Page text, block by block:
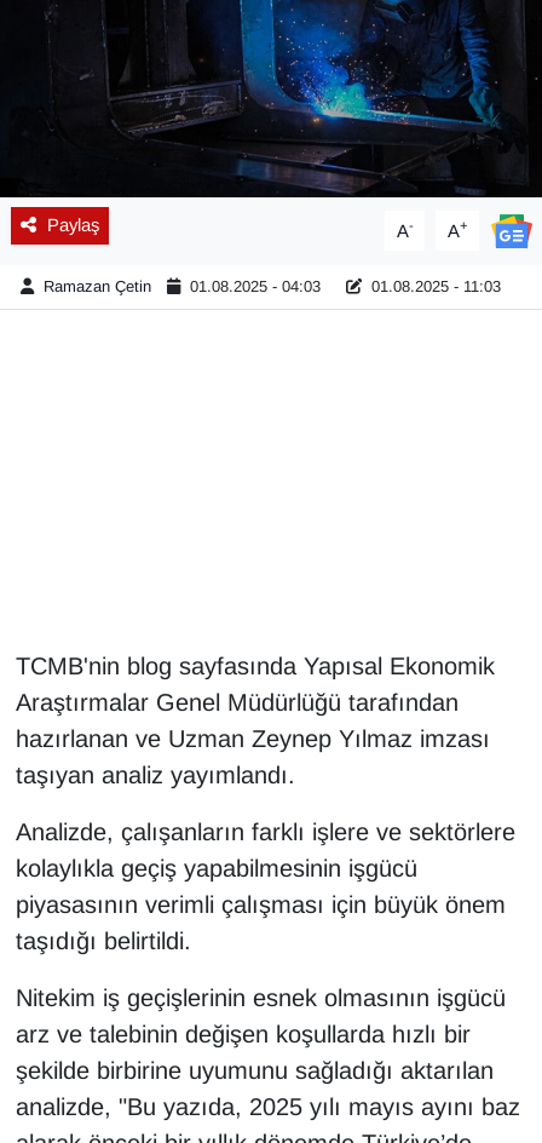
Paylaş A- A+
Ramazan Çetin 01.08.2025 - 04:03 01.08.2025 - 11:03
TCMB'nin blog sayfasında Yapısal Ekonomik
Araştırmalar Genel Müdürlüğü tarafından
hazırlanan ve Uzman Zeynep Yılmaz imzası
taşıyan analiz yayımlandı.
Analizde, çalışanların farklı işlere ve sektörlere
kolaylıkla geçiş yapabilmesinin işgücü
piyasasının verimli çalışması için büyük önem
taşıdığı belirtildi.
Nitekim iş geçişlerinin esnek olmasının işgücü
arz ve talebinin değişen koşullarda hızlı bir
şekilde birbirine uyumunu sağladığı aktarılan
analizde, "Bu yazıda, 2025 yılı mayıs ayını baz
Eleman
Emlak
En çok konuşulanlar
GENEL
Güncel
Kamu Alımları
Kim Kimdir?
Kültür & Sanat
KURDÎ
MAGAZİN
ONE EKONOMİ
POLİTİKA